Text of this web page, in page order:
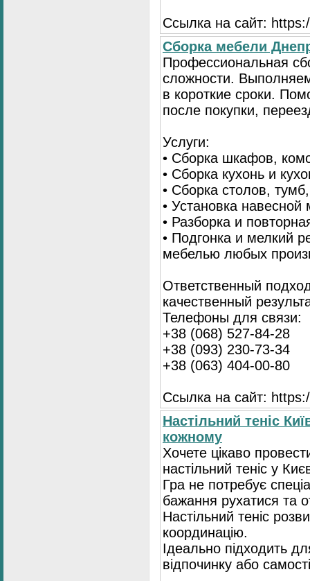
Ссылка на сайт:
Сборка мебели
Профессиональная
сложности.
в короткие сроки.
после покупки,
Услуги:
• Сборка шкафов,
• Сборка кухонь и
• Сборка столов,
• Установка
• Разборка и
• Подгонка и мелкий
мебелью любых
Ответственный
качественный
Телефоны для связи:
+38 (068) 527-84-28
+38 (093) 230-73-34
+38 (063) 404-00-80
Ссылка на сайт:
Настільний теніс
кожному
Хочете цікаво
настільний теніс у
Гра не потребує
бажання рухатися та
Настільний теніс
координацію.
Ідеально підходить
відпочинку або